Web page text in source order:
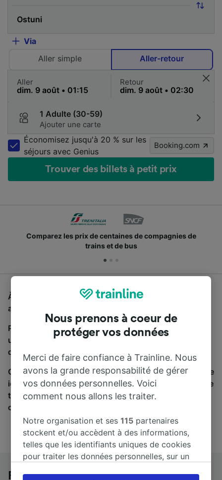
Via
Aller simple
Aller-retour
Aller Retour
1 Adulte (30-59)
Ajouter une carte
Économisez jusqu'à 20 % sur les
séjours avec Genius
Booking.com
Trouver des billets à petit prix
Comparez les prix de centaines de compagnies de
trains et de bus
À la recherche d'un bus de Rome à Ostuni, vous êtes
au bon endroit.
Pour trouver des billets de bus, lancez simplement
une recherche ci-dessus. Nous comparons les temps
de trajets et les prix des voyages, en train et en bus.
Qu’importe votre destination, votre voyage commence
ici. Nous collaborons avec plus de 170 compagnies de
train et de bus. Consultez et achetez vos billets sur
cette page.
Rome à Ostuni en bus
Nous prenons à coeur de
protéger vos données
Merci de faire confiance à Trainline. Nous
avons la grande responsabilité de gérer
vos données personnelles. Voici
comment nous allons les traiter.
Notre organisation et ses115 partenaires
stockent et/ou accèdent à des informations,
telles que les identifiants uniques de cookies
pour traiter les données personnelles, sur un